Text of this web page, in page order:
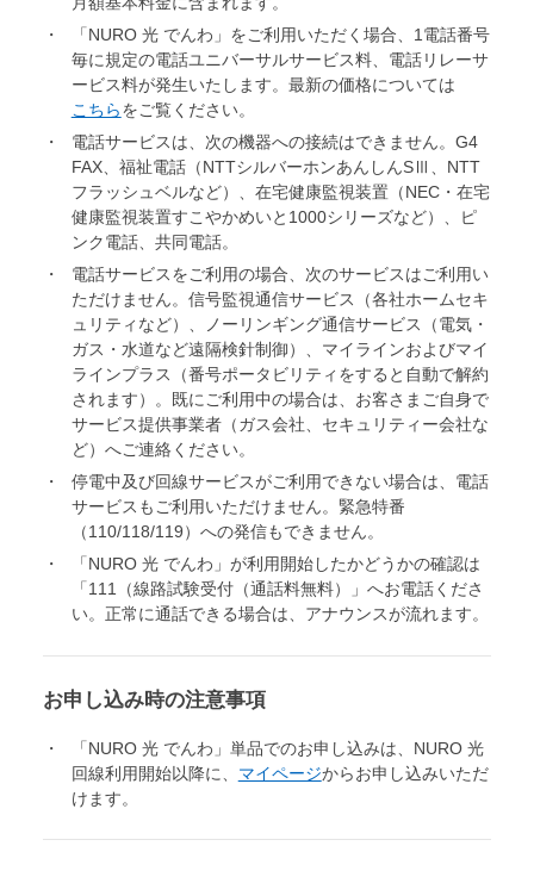
「NURO 光 でんわ」をご利用いただく場合、1電話番号
毎に規定の電話ユニバーサルサービス料、電話リレーサ
ービス料が発生いたします。最新の価格については
こちらをご覧ください。
電話サービスは、次の機器への接続はできません。G4
FAX、福祉電話（NTTシルバーホンあんしんSⅢ、NTT
フラッシュベルなど）、在宅健康監視装置（NEC・在宅
健康監視装置すこやかめいと1000シリーズなど）、ピ
ンク電話、共同電話。
電話サービスをご利用の場合、次のサービスはご利用い
ただけません。信号監視通信サービス（各社ホームセキ
ュリティなど）、ノーリンギング通信サービス（電気・
ガス・水道など遠隔検針制御）、マイラインおよびマイ
ラインプラス（番号ポータビリティをすると自動で解約
されます）。既にご利用中の場合は、お客さまご自身で
サービス提供事業者（ガス会社、セキュリティー会社な
ど）へご連絡ください。
停電中及び回線サービスがご利用できない場合は、電話
サービスもご利用いただけません。緊急特番
（110/118/119）への発信もできません。
「NURO 光 でんわ」が利用開始したかどうかの確認は
「111（線路試験受付（通話料無料）」へお電話くださ
い。正常に通話できる場合は、アナウンスが流れます。
お申し込み時の注意事項
「NURO 光 でんわ」単品でのお申し込みは、NURO 光
回線利用開始以降に、 マイページからお申し込みいただ
けます。